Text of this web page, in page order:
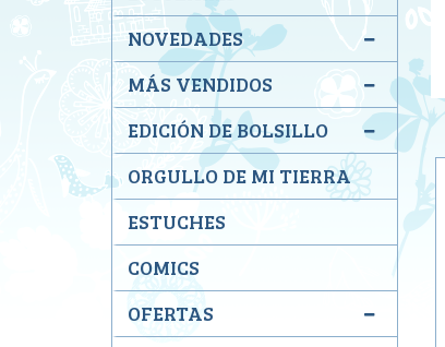
NOVEDADES
MÁS VENDIDOS
EDICIÓN DE BOLSILLO
ORGULLO DE MI TIERRA
ESTUCHES
COMICS
OFERTAS